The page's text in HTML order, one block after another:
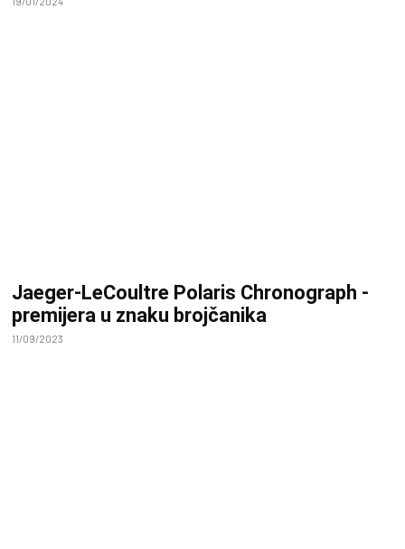
Jaeger-LeCoultre Polaris Chronograph -
premijera u znaku brojčanika
11/09/2023